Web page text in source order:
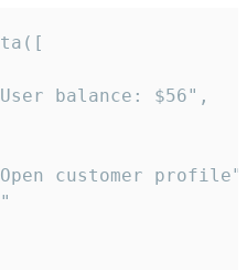
balance: $56",
customer